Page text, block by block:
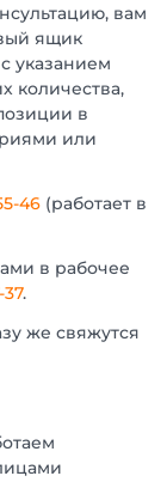
вам
ящик
указанием
количества,
в
или
46 (работает в
в рабочее
37.
же свяжутся